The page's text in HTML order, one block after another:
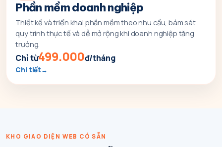
Phần mềm doanh nghiệp
Thiết kế và triển khai phần mềm theo nhu cầu, bám sát
quy trình thực tế và dễ mở rộng khi doanh nghiệp tăng
trưởng.
Chỉ từ499.000đ/tháng
Chi tiết
KHO GIAO DIỆN WEB CÓ SẴN